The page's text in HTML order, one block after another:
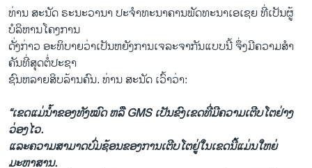
ທ່ານ ສະ​ນັດ ຣະນະ​ວາ​ນາ ປະ​ຈໍາ​ທະນາຄານ​ພັດທະນາ​ເອ​ເຊຍ ທີ່ເປັນ​ຜູ້​
ບໍລິຫານໂຄງການ
ດັ່ງກ່າວ ອະທິບາຍວ່າ​ເປັນ​ຫຍັງການ​ເຈລະຈາ​ກັນ​ແບບ​ນີ້ ​ຈຶ່ງ​ມີ​ຄວາມ​ສໍາ
ຄັນ​ທີ່​ສຸດຕໍ່​ປະຊາ
ຊົນ​ຫລາຍ​ສິບ​ລ້ານ​ຄົນ. ທ່ານ ສະ​ນັດ ເວົ້າວ່າ:
“ເຂດ​ແມ່​ນໍ້າຂອງ​ທັງ​ໝົດ ຫລື GMS ​ເປັນ​ຂົງ​ເຂດ​ທີ່​ມີ​ຄວາມ​ເຕີບ​ໂຕ​ຢ່າງ​
ວ່ອງ​ໄວ. ​
ແລະ​ຄວາມ​ສາມາດ​ບົ່ມ​ຊ້ອນຂອງ​ການ​ເຕີບ​ໂຕ​ຢູ່ໃນ​ເຂດນີ້​ແມ່ນ​ໃຫຍ່​
ມະຫາສານ.